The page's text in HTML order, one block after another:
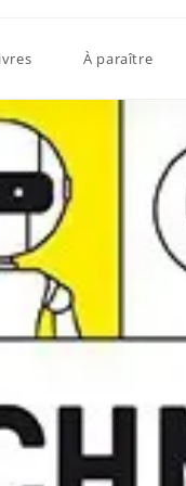
À paraître